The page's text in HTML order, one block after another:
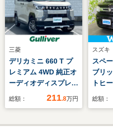
三菱
デリカミニ 660 T プ
レミアム 4WD 純正オ
ーディオディスプレイ
ルミラー 前席シート
総額： 211.8万円
スズキ
スペ
ブリ
トヒ
横滑
席/エ
総額：